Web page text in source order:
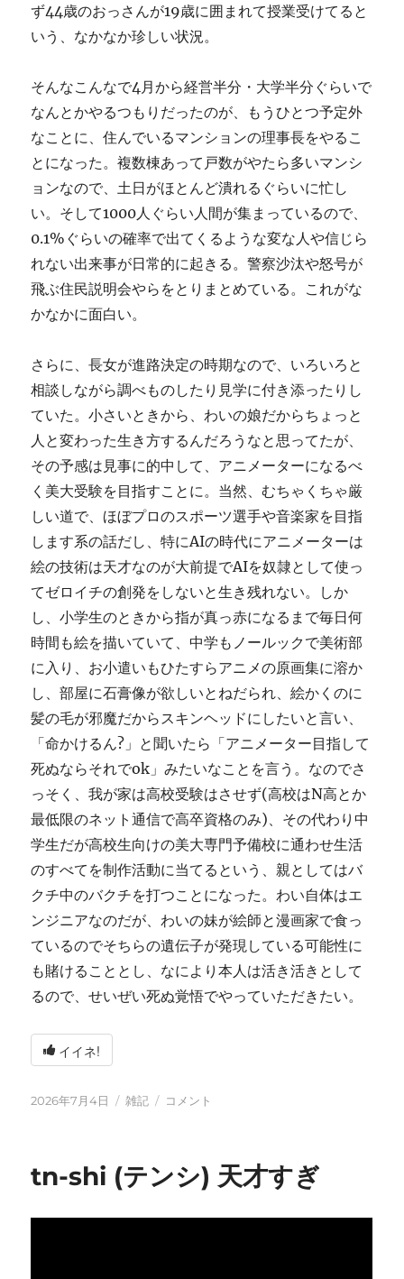
ず44歳のおっさんが19歳に囲まれて授業受けてると
いう、なかなか珍しい状況。
そんなこんなで4月から経営半分・大学半分ぐらいで
なんとかやるつもりだったのが、もうひとつ予定外
なことに、住んでいるマンションの理事長をやるこ
とになった。複数棟あって戸数がやたら多いマンシ
ョンなので、土日がほとんど潰れるぐらいに忙し
い。そして1000人ぐらい人間が集まっているので、
0.1%ぐらいの確率で出てくるような変な人や信じら
れない出来事が日常的に起きる。警察沙汰や怒号が
飛ぶ住民説明会やらをとりまとめている。これがな
かなかに面白い。
さらに、長女が進路決定の時期なので、いろいろと
相談しながら調べものしたり見学に付き添ったりし
ていた。小さいときから、わいの娘だからちょっと
人と変わった生き方するんだろうなと思ってたが、
その予感は見事に的中して、アニメーターになるべ
く美大受験を目指すことに。当然、むちゃくちゃ厳
しい道で、ほぼプロのスポーツ選手や音楽家を目指
します系の話だし、特にAIの時代にアニメーターは
絵の技術は天才なのが大前提でAIを奴隷として使っ
てゼロイチの創発をしないと生き残れない。しか
し、小学生のときから指が真っ赤になるまで毎日何
時間も絵を描いていて、中学もノールックで美術部
に入り、お小遣いもひたすらアニメの原画集に溶か
し、部屋に石膏像が欲しいとねだられ、絵かくのに
髪の毛が邪魔だからスキンヘッドにしたいと言い、
「命かけるん?」と聞いたら「アニメーター目指して
死ぬならそれでok」みたいなことを言う。なのでさ
っそく、我が家は高校受験はさせず(高校はN高とか
最低限のネット通信で高卒資格のみ)、その代わり中
学生だが高校生向けの美大専門予備校に通わせ生活
のすべてを制作活動に当てるという、親としてはバ
クチ中のバクチを打つことになった。わい自体はエ
ンジニアなのだが、わいの妹が絵師と漫画家で食っ
ているのでそちらの遺伝子が発現している可能性に
も賭けることとし、なにより本人は活き活きとして
るので、せいぜい死ぬ覚悟でやっていただきたい。
イイネ!
投
2026年7月4日
カ
ー
雑記
い
と
コメント
tn-shi (テンシ) 天才すぎ